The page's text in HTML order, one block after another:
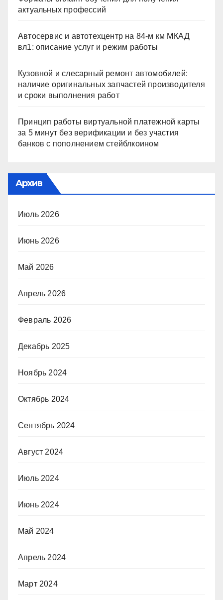
актуальных профессий
Автосервис и автотехцентр на 84-м км МКАД
вл1: описание услуг и режим работы
Кузовной и слесарный ремонт автомобилей:
наличие оригинальных запчастей производителя
и сроки выполнения работ
Принцип работы виртуальной платежной карты
за 5 минут без верификации и без участия
банков с пополнением стейблкоином
Архив
Июль 2026
Июнь 2026
Май 2026
Апрель 2026
Февраль 2026
Декабрь 2025
Ноябрь 2024
Октябрь 2024
Сентябрь 2024
Август 2024
Июль 2024
Июнь 2024
Май 2024
Апрель 2024
Март 2024